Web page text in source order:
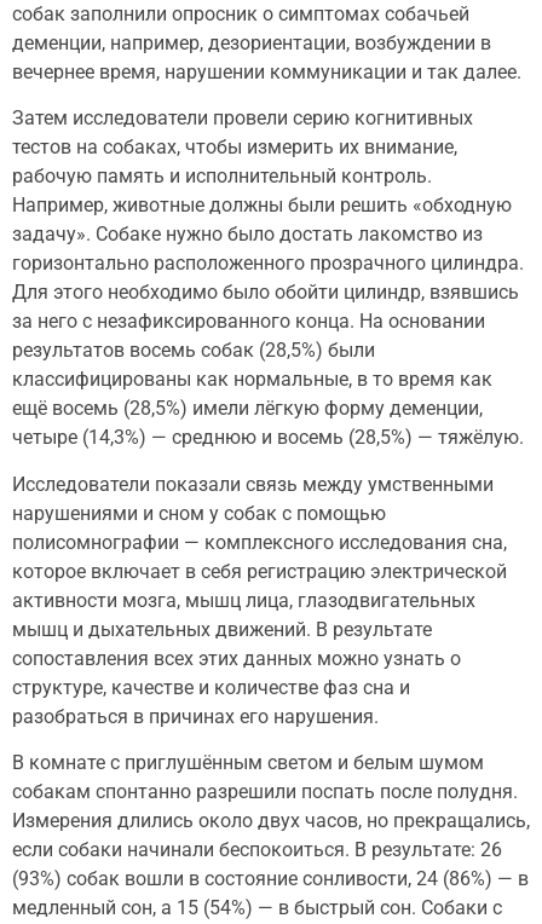
собак заполнили опросник о симптомах собачьей
деменции, например, дезориентации, возбуждении в
вечернее время, нарушении коммуникации и так далее.
Затем исследователи провели серию когнитивных
тестов на собаках, чтобы измерить их внимание,
рабочую память и исполнительный контроль.
Например, животные должны были решить «обходную
задачу». Собаке нужно было достать лакомство из
горизонтально расположенного прозрачного цилиндра.
Для этого необходимо было обойти цилиндр, взявшись
за него с незафиксированного конца. На основании
результатов восемь собак (28,5%) были
классифицированы как нормальные, в то время как
ещё восемь (28,5%) имели лёгкую форму деменции,
четыре (14,3%) — среднюю и восемь (28,5%) — тяжёлую.
Исследователи показали связь между умственными
нарушениями и сном у собак с помощью
полисомнографии — комплексного исследования сна,
которое включает в себя регистрацию электрической
активности мозга, мышц лица, глазодвигательных
мышц и дыхательных движений. В результате
сопоставления всех этих данных можно узнать о
структуре, качестве и количестве фаз сна и
разобраться в причинах его нарушения.
В комнате с приглушённым светом и белым шумом
собакам спонтанно разрешили поспать после полудня.
Измерения длились около двух часов, но прекращались,
если собаки начинали беспокоиться. В результате: 26
(93%) собак вошли в состояние сонливости, 24 (86%) — в
медленный сон, а 15 (54%) — в быстрый сон. Собаки с